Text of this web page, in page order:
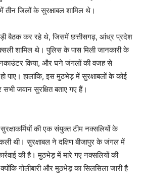
तीन जिलों के सुरक्षाबल शामिल थे।
बैठक कर रहे थे, जिसमें छत्तीसगढ़, आंध्र प्रदेश
शामिल थे। पुलिस के पास मिली जानकारी के
किया, और घने जंगलों की वजह से
पाए। हालांकि, इस मुठभेड़ में सुरक्षाबलों के कोई
जवान सुरक्षित बताए गए हैं।
की एक संयुक्त टीम नक्सलियों के
थी। सुरक्षाबल ने दक्षिण बीजापुर के जंगल में
की है। मुठभेड़ में मारे गए नक्सलियों की
गोलीबारी और मुठभेड़ का सिलसिला जारी है